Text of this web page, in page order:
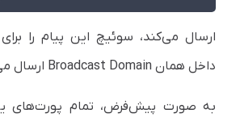
ارسال می‌کند، سوئیچ این پیام را
داخل همان Broadcast Domain ارسال می‌کند.
به صورت پیش‌فرض، تمام پورت‌های